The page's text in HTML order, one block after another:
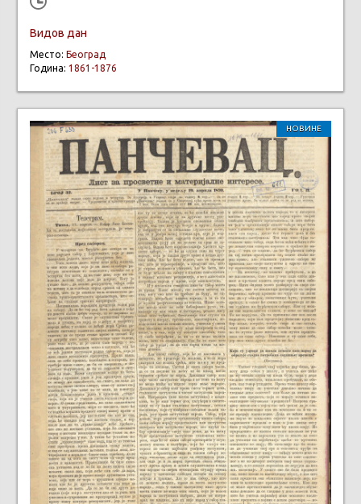
Видов дан
Место: Београд
Година: 1861-1876
НОВИНЕ